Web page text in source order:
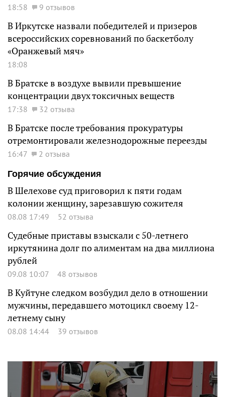
18:58 9 отзывов
В Иркутске назвали победителей и призеров
всероссийских соревнований по баскетболу
«Оранжевый мяч»
18:08
В Братске в воздухе вывили превышение
концентрации двух токсичных веществ
17:38 32 отзыва
В Братске после требования прокуратуры
отремонтировали железнодорожные переезды
16:47
2 отзыва
Горячие обсуждения
В Шелехове суд приговорил к пяти годам
колонии женщину, зарезавшую сожителя
08.08 17:49 52 отзыва
Судебные приставы взыскали с 50-летнего
иркутянина долг по алиментам на два миллиона
рублей
09.08 10:07 48 отзывов
В Куйтуне следком возбудил дело в отношении
мужчины, передавшего мотоцикл своему 12-
летнему сыну
08.08 14:44 39 отзывов